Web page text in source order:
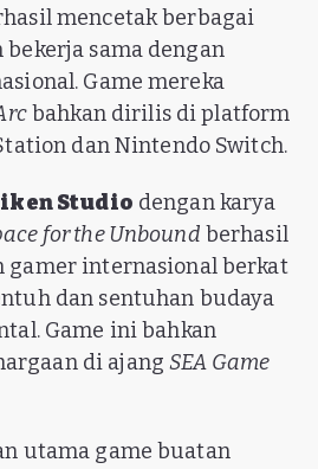
mencetak berbagai
sama dengan
Game mereka
bahkan dirilis di platform
dan Nintendo Switch.
Studio dengan karya
for the Unbound berhasil
internasional berkat
dan sentuhan budaya
Game ini bahkan
di ajangSEA Game
utama game buatan